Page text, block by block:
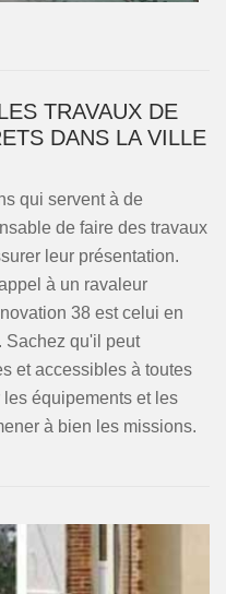
TRAVAUX DE
DANS LA VILLE
qui servent à de
de faire des travaux
leur présentation.
à un ravaleur
38 est celui en
Sachez qu'il peut
et accessibles à toutes
équipements et les
à bien les missions.